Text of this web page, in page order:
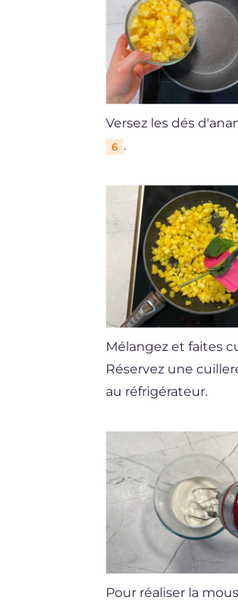
Versez les dés
6 .
Mélangez et faites
Réservez une
au réfrigérateur.
Pour réaliser la